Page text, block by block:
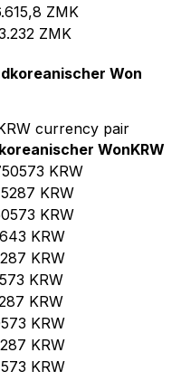
ZMK
ZMK
Won
currency pair
WonKRW
KRW
KRW
KRW
KRW
KRW
KRW
KRW
KRW
KRW
KRW